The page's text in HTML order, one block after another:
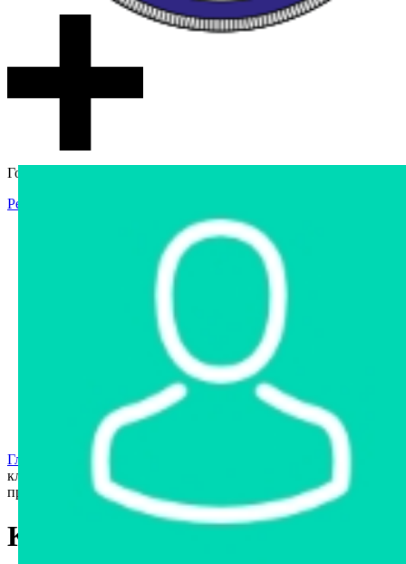
Гостевой доступ
Регистрация
Интернет-магазин
Интернет-витрина
Арестованное имущество
Реестр несостоявшихся торгов
Реестр переоценок
Государственное имущество
Главная страница
клеточного оборудования КП-12ЛМ для содержания
промышленного стада кур-несушек
Комплект клеточного